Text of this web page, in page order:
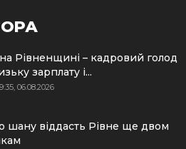
Рівненщині – кадровий голод
зарплату і...
06.08.2026
шану віддасть Рівне ще двом